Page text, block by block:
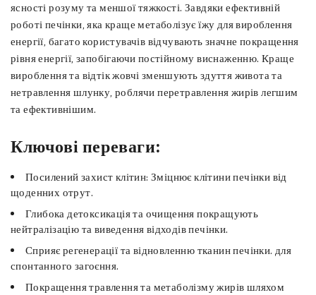
ясності розуму та меншої тяжкості. Завдяки ефективній
роботі печінки, яка краще метаболізує їжу для вироблення
енергії, багато користувачів відчувають значне покращення
рівня енергії, запобігаючи постійному виснаженню. Краще
вироблення та відтік жовчі зменшують здуття живота та
нетравлення шлунку, роблячи перетравлення жирів легшим
та ефективнішим.
Ключові переваги:
Посилений захист клітин: Зміцнює клітини печінки від
щоденних отрут.
Глибока детоксикація та очищення покращують
нейтралізацію та виведення відходів печінки.
Сприяє регенерації та відновленню тканин печінки. для
спонтанного загоєння.
Покращення травлення та метаболізму жирів шляхом